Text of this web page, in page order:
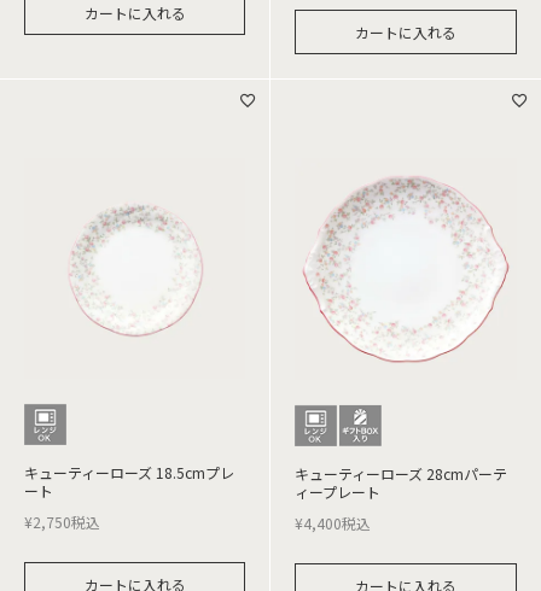
カートに入れる
カートに入れる
キューティーローズ 18.5cmプレ
ート
¥2,750税込
カートに入れる
キューティーローズ 28cmパーテ
ィープレート
¥4,400税込
カートに入れる